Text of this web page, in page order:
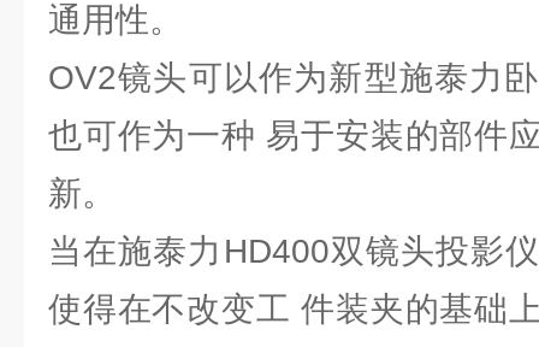
通用性。
OV2镜头可以作为新型施泰力
也可作为一种 易于安装的部件
新。
当在施泰力HD400双镜头投影
使得在不改变工 件装夹的基础